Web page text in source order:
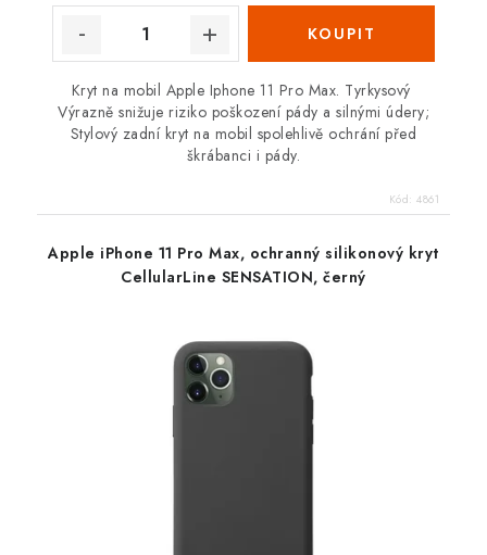
Kryt na mobil Apple Iphone 11 Pro Max. Tyrkysový
Výrazně snižuje riziko poškození pády a silnými údery;
Stylový zadní kryt na mobil spolehlivě ochrání před
škrábanci i pády.
Kód: 4861
Apple iPhone 11 Pro Max, ochranný silikonový kryt
CellularLine SENSATION, černý